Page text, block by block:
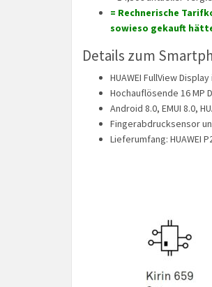
= Rechnerische
sowieso gekauft
Details zum
HUAWEI FullView
Hochauflösende 16 MP
Android 8.0, EMUI 8.0,
Fingerabdrucksensor
Lieferumfang: HUAWEI